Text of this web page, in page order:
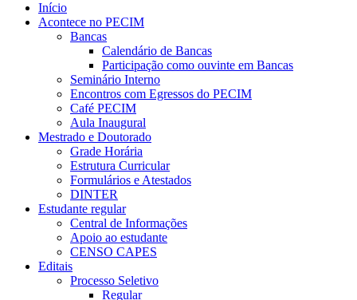
Início
Acontece no PECIM
Bancas
Calendário de Bancas
Participação como ouvinte em Bancas
Seminário Interno
Encontros com Egressos do PECIM
Café PECIM
Aula Inaugural
Mestrado e Doutorado
Grade Horária
Estrutura Curricular
Formulários e Atestados
DINTER
Estudante regular
Central de Informações
Apoio ao estudante
CENSO CAPES
Editais
Processo Seletivo
Regular